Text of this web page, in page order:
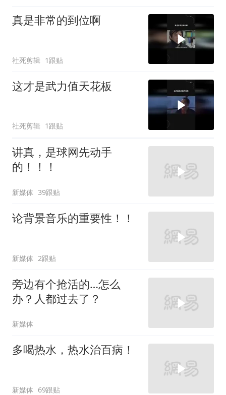
真是非常的到位啊
社死剪辑 1跟贴
这才是武力值天花板
社死剪辑 1跟贴
讲真，是球网先动手
的！！！
新媒体 39跟贴
论背景音乐的重要性！！
新媒体 2跟贴
旁边有个抢活的…怎么
办？人都过去了？
新媒体
多喝热水，热水治百病！
新媒体 69跟贴